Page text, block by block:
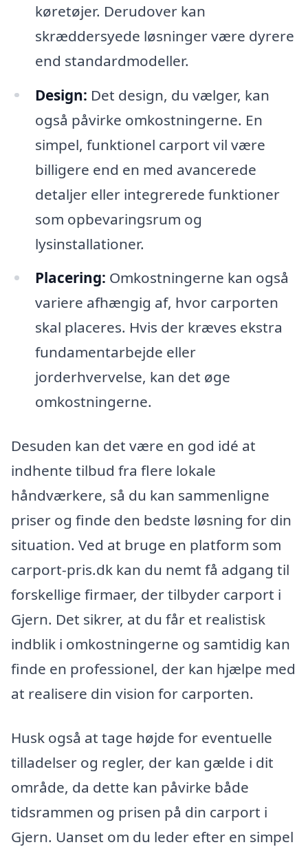
køretøjer. Derudover kan
skræddersyede løsninger være dyrere
end standardmodeller.
Design: Det design, du vælger, kan
også påvirke omkostningerne. En
simpel, funktionel carport vil være
billigere end en med avancerede
detaljer eller integrerede funktioner
som opbevaringsrum og
lysinstallationer.
Placering: Omkostningerne kan også
variere afhængig af, hvor carporten
skal placeres. Hvis der kræves ekstra
fundamentarbejde eller
jorderhvervelse, kan det øge
omkostningerne.
Desuden kan det være en god idé at
indhente tilbud fra flere lokale
håndværkere, så du kan sammenligne
priser og finde den bedste løsning for din
situation. Ved at bruge en platform som
carport-pris.dk kan du nemt få adgang til
forskellige firmaer, der tilbyder carport i
Gjern. Det sikrer, at du får et realistisk
indblik i omkostningerne og samtidig kan
finde en professionel, der kan hjælpe med
at realisere din vision for carporten.
Husk også at tage højde for eventuelle
tilladelser og regler, der kan gælde i dit
område, da dette kan påvirke både
tidsrammen og prisen på din carport i
Gjern. Uanset om du leder efter en simpel